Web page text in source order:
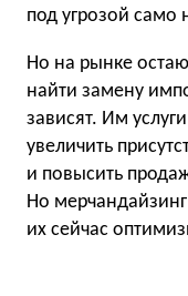
под угрозой само
Но на рынке
найти замену
зависят. Им
увеличить
и повысить
Но
их сейчас